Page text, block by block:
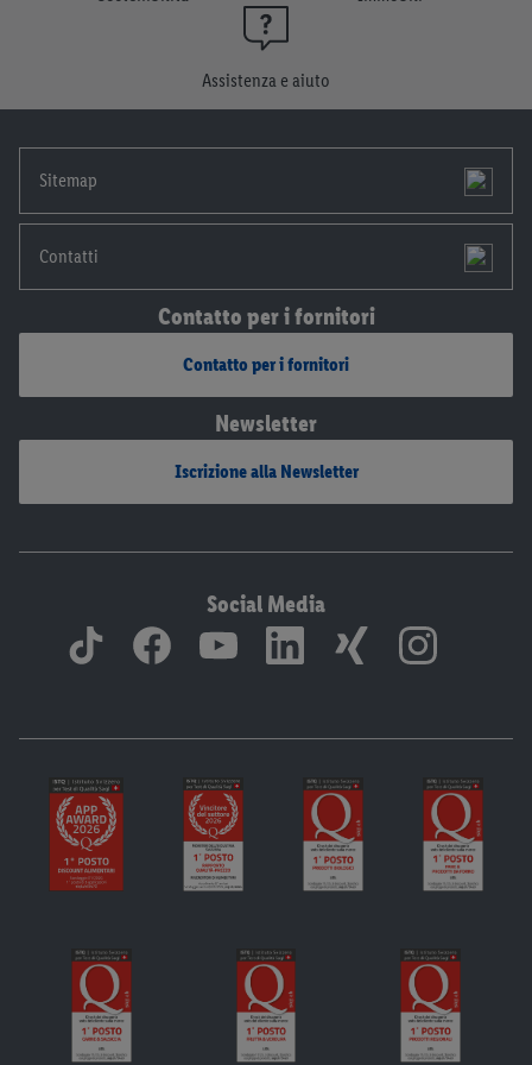
Assistenza e aiuto
Sitemap
Contatti
Contatto per i fornitori
Contatto per i fornitori
Newsletter
Iscrizione alla Newsletter
Social Media
momento con effetto per il futuro.